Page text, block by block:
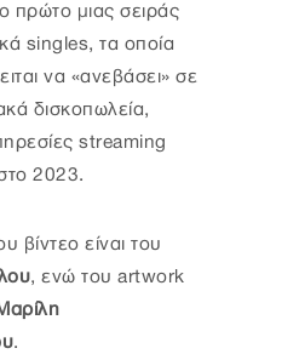
πρώτο μιας σειράς
singles, τα οποία
να «ανεβάσει» σε
δισκοπωλεία,
streaming
2023.
βίντεο είναι του
, ενώ του artwork
.